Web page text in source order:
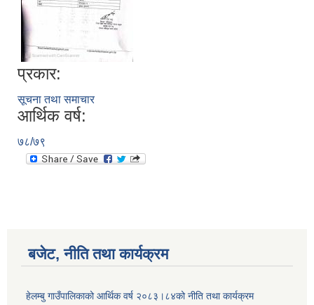
प्रकार:
सूचना तथा समाचार
आर्थिक वर्ष:
७८/७९
बजेट, नीति तथा कार्यक्रम
हेलम्बु गाउँपालिकाको आर्थिक वर्ष २०८३।८४को नीति तथा कार्यक्रम